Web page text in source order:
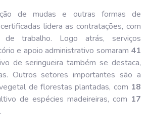
de mudas e outras formas de
lidera as contratações, com
trabalho. Logo atrás, serviços
e apoio administrativo somaram 41
de seringueira também se destaca,
Outros setores importantes são a
de florestas plantadas, com 18
de espécies madeireiras, com 17